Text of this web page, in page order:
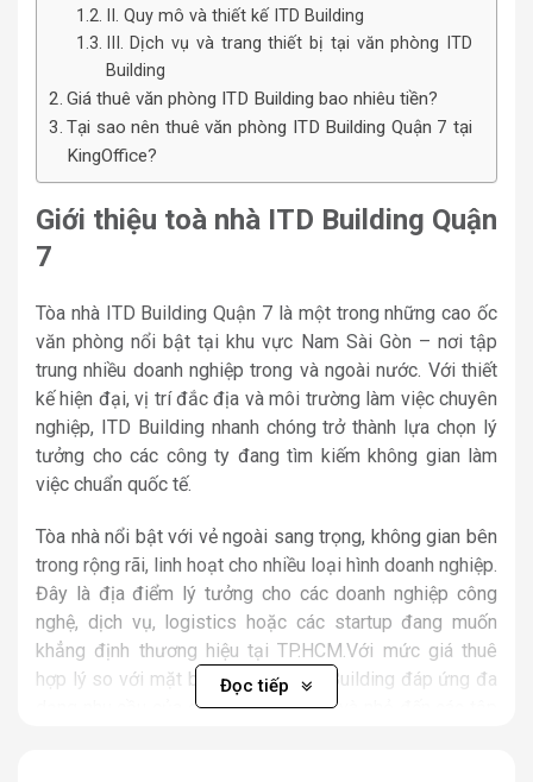
II. Quy mô và thiết kế ITD Building
III. Dịch vụ và trang thiết bị tại văn phòng ITD
Building
Giá thuê văn phòng ITD Building bao nhiêu tiền?
Tại sao nên thuê văn phòng ITD Building Quận 7 tại
KingOffice?
Giới thiệu toà nhà ITD Building Quận
7
Tòa nhà ITD Building Quận 7 là một trong những cao ốc
văn phòng nổi bật tại khu vực Nam Sài Gòn – nơi tập
trung nhiều doanh nghiệp trong và ngoài nước. Với thiết
kế hiện đại, vị trí đắc địa và môi trường làm việc chuyên
nghiệp, ITD Building nhanh chóng trở thành lựa chọn lý
tưởng cho các công ty đang tìm kiếm không gian làm
việc chuẩn quốc tế.
Tòa nhà nổi bật với vẻ ngoài sang trọng, không gian bên
trong rộng rãi, linh hoạt cho nhiều loại hình doanh nghiệp.
Đây là địa điểm lý tưởng cho các doanh nghiệp công
nghệ, dịch vụ, logistics hoặc các startup đang muốn
khẳng định thương hiệu tại TP.HCM.Với mức giá thuê
hợp lý so với mặt bằng chung, ITD Building đáp ứng đa
dạng nhu cầu của doanh nghiệp vừa và nhỏ đến các tập
Đọc tiếp